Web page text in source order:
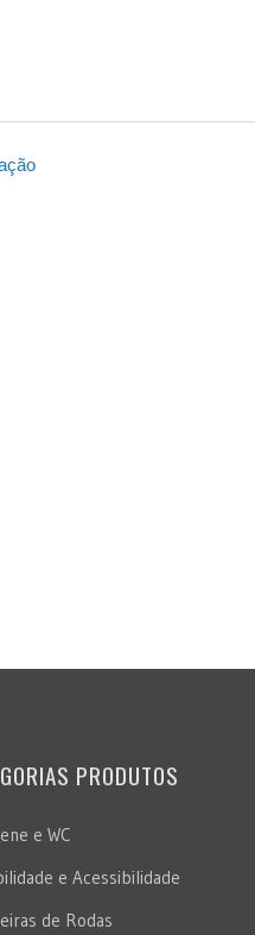
PRODUTOS
e WC
e Acessibilidade
de Rodas